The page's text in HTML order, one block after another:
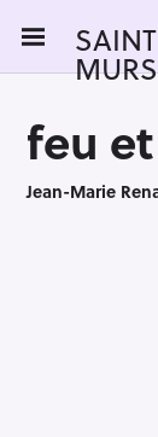
i
MURS
feu
Jean-Marie